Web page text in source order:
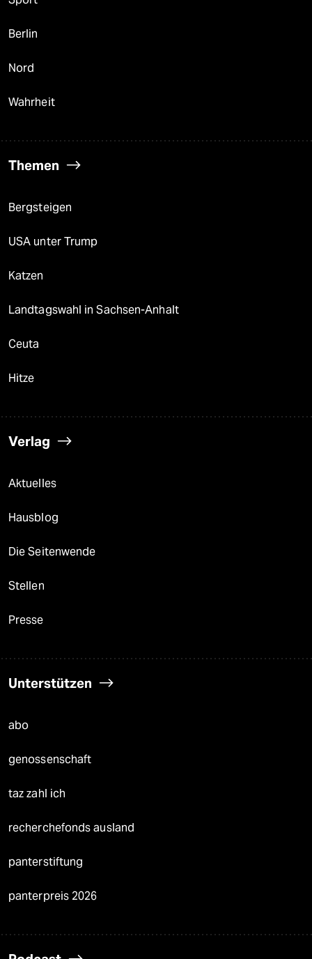
Berlin
Nord
Wahrheit
Themen
Bergsteigen
USA unter Trump
Katzen
Landtagswahl in Sachsen-Anhalt
Ceuta
Hitze
Verlag
Aktuelles
Hausblog
Die Seitenwende
Stellen
Presse
Unterstützen
abo
genossenschaft
taz zahl ich
recherchefonds ausland
panterstiftung
panterpreis 2026